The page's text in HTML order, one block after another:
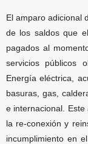
El amparo adicional
de los saldos que
pagados al
servicios públicos
Energía eléctrica,
basuras, gas,
e internacional.
la re-conexión y
incumplimiento en